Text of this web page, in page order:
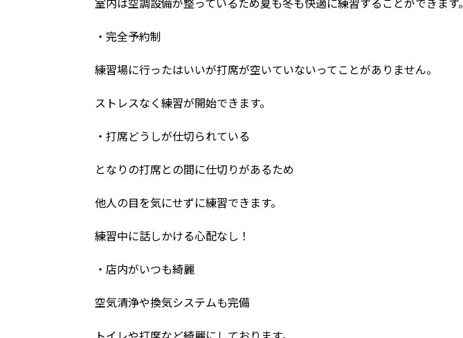
・完全予約制
練習場に行ったはいいが打席が空いていないってことがありません。
ストレスなく練習が開始できます。
・打席どうしが仕切られている
となりの打席との間に仕切りがあるため
他人の目を気にせずに練習できます。
練習中に話しかける心配なし！
・店内がいつも綺麗
空気清浄や換気システムも完備